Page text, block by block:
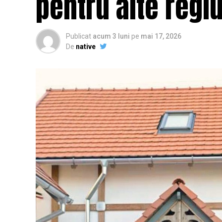
Publicat acum 3 luni pe mai 17, 2026
De native